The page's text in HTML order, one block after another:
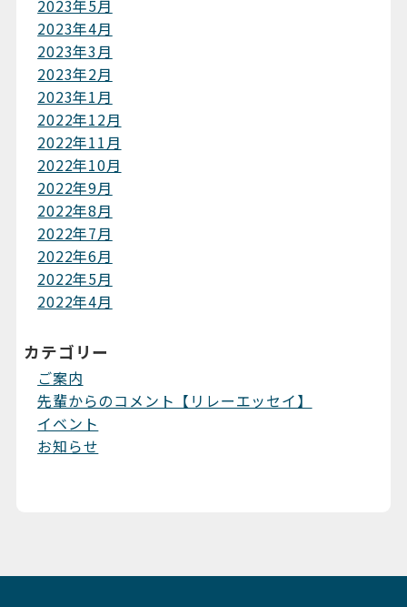
2023年5月
2023年4月
2023年3月
2023年2月
2023年1月
2022年12月
2022年11月
2022年10月
2022年9月
2022年8月
2022年7月
2022年6月
2022年5月
2022年4月
カテゴリー
ご案内
先輩からのコメント【リレーエッセイ】
イベント
お知らせ